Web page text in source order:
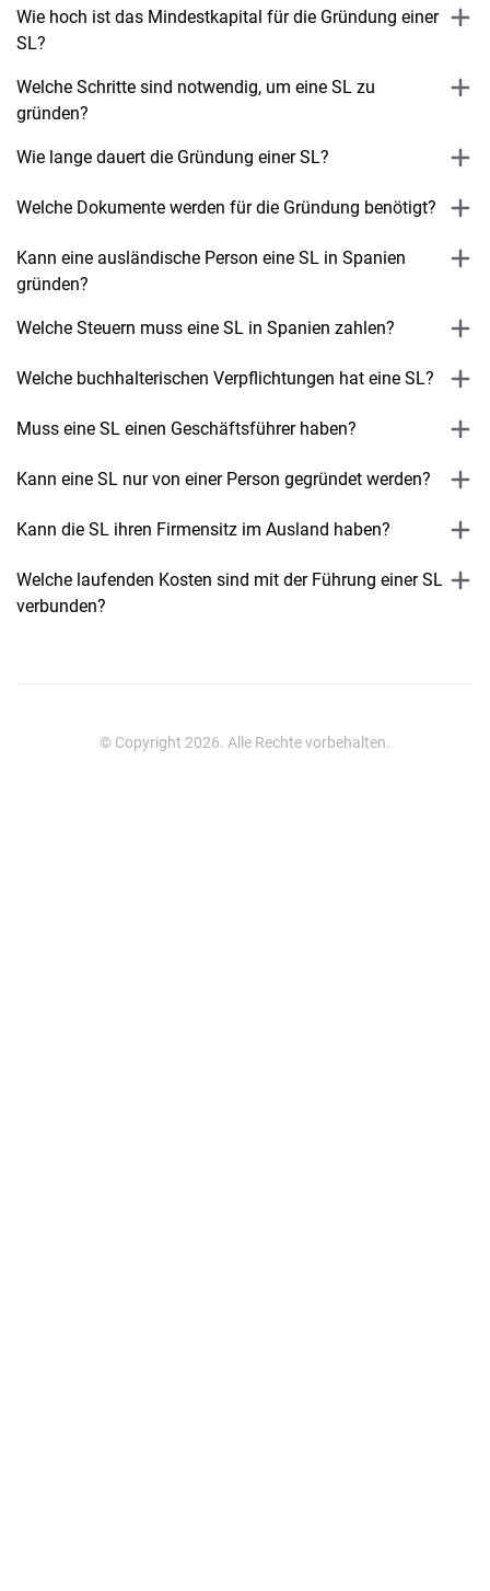
Wie hoch ist das Mindestkapital für die Gründung einer
SL?
Welche Schritte sind notwendig, um eine SL zu
gründen?
Wie lange dauert die Gründung einer SL?
Welche Dokumente werden für die Gründung benötigt?
Kann eine ausländische Person eine SL in Spanien
gründen?
Welche Steuern muss eine SL in Spanien zahlen?
Welche buchhalterischen Verpflichtungen hat eine SL?
Muss eine SL einen Geschäftsführer haben?
Kann eine SL nur von einer Person gegründet werden?
Kann die SL ihren Firmensitz im Ausland haben?
Welche laufenden Kosten sind mit der Führung einer SL
verbunden?
© Copyright 2026. Alle Rechte vorbehalten.